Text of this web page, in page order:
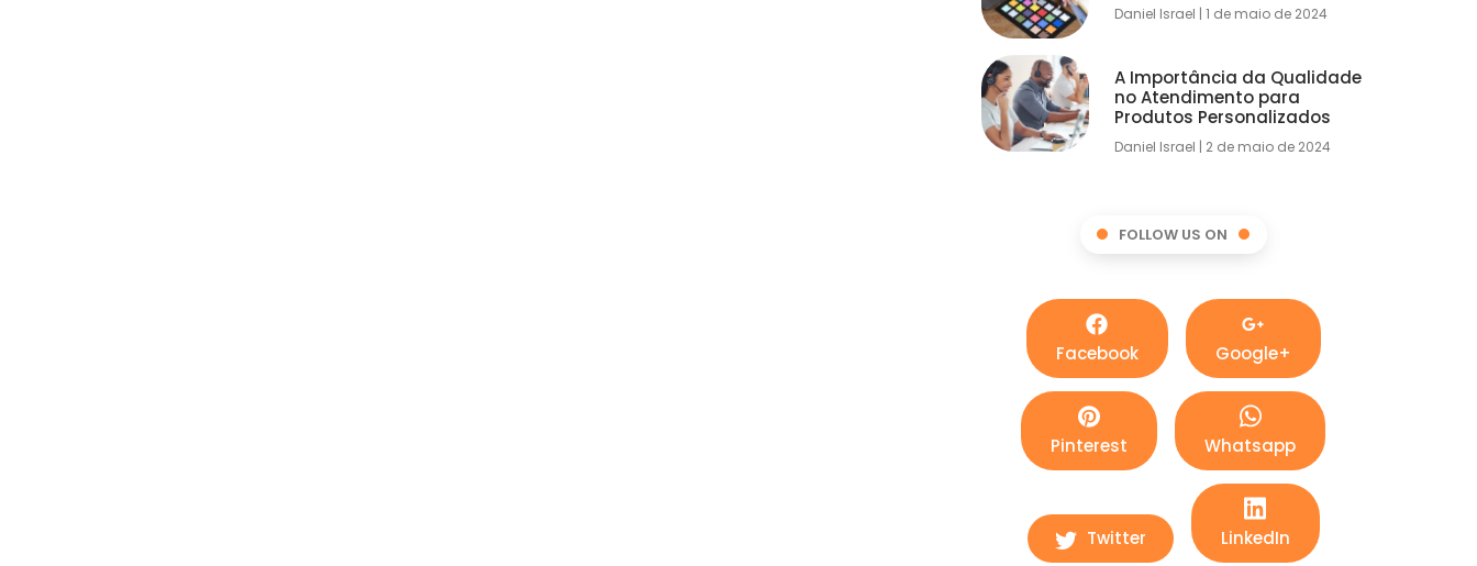
Daniel Israel 1 de maio de 2024
A Importância da Qualidade
no Atendimento para
Produtos Personalizados
Daniel Israel 2 de maio de 2024
FOLLOW US ON
Facebook Google+
Pinterest Whatsapp
Twitter LinkedIn